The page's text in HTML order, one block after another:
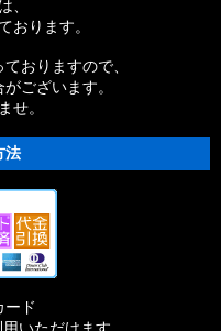
、
おります。
おりますので、
ございます。
せ。
法
ード
いただけます。